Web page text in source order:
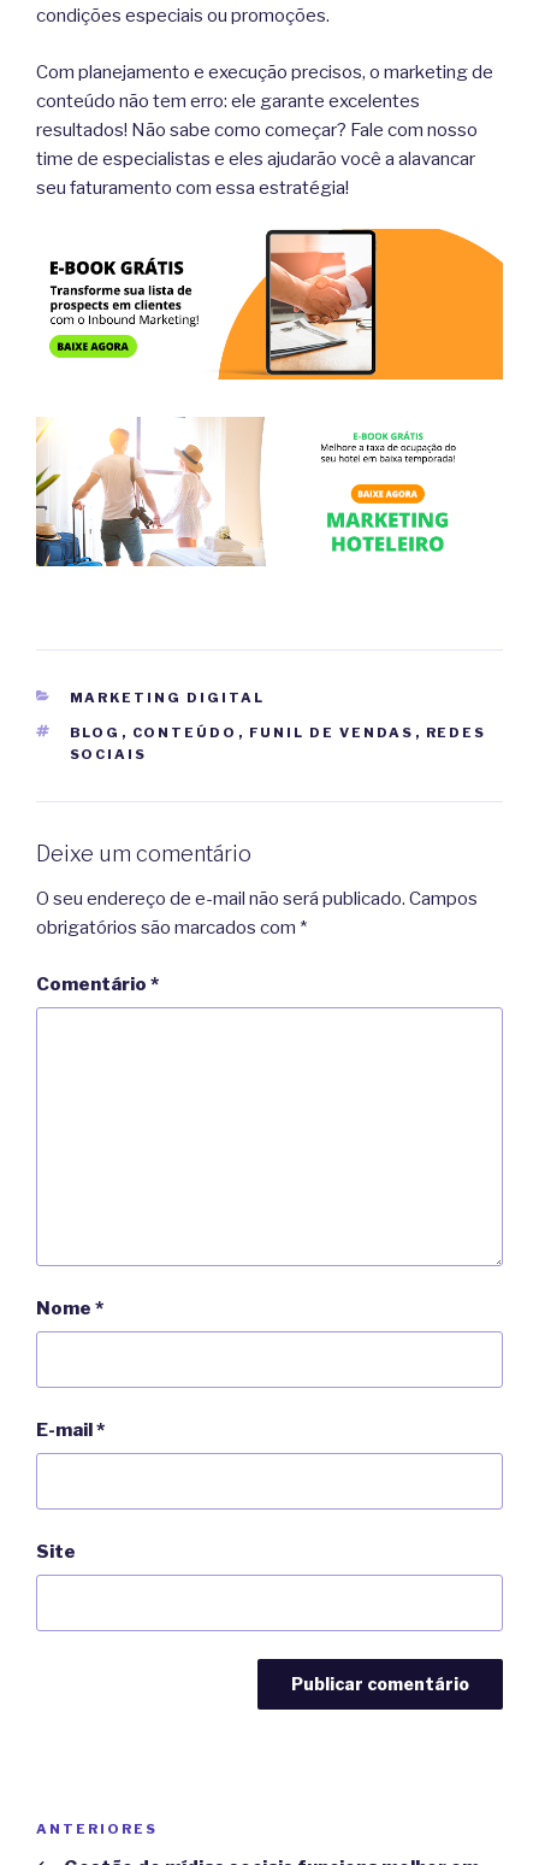
condições especiais ou promoções.
Com planejamento e execução precisos, o marketing de
conteúdo não tem erro: ele garante excelentes
resultados! Não sabe como começar? Fale com nosso
time de especialistas e eles ajudarão você a alavancar
seu faturamento com essa estratégia!
CATEGORIAS
MARKETING DIGITAL
TAGS
BLOG , CONTEÚDO , FUNIL DE VENDAS , REDES
SOCIAIS
Deixe um comentário
O seu endereço de e-mail não será publicado. Campos
obrigatórios são marcados com *
Comentário *
Nome *
E-mail*
Site
Post
anterior
ANTERIORES